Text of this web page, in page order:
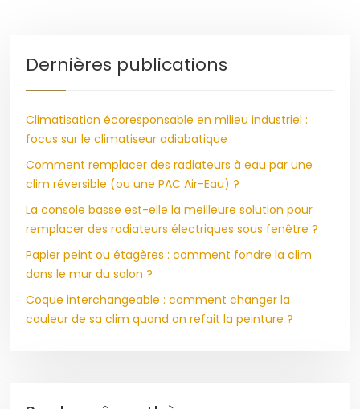
Dernières publications
Climatisation écoresponsable en milieu industriel :
focus sur le climatiseur adiabatique
Comment remplacer des radiateurs à eau par une
clim réversible (ou une PAC Air-Eau) ?
La console basse est-elle la meilleure solution pour
remplacer des radiateurs électriques sous fenêtre ?
Papier peint ou étagères : comment fondre la clim
dans le mur du salon ?
Coque interchangeable : comment changer la
couleur de sa clim quand on refait la peinture ?